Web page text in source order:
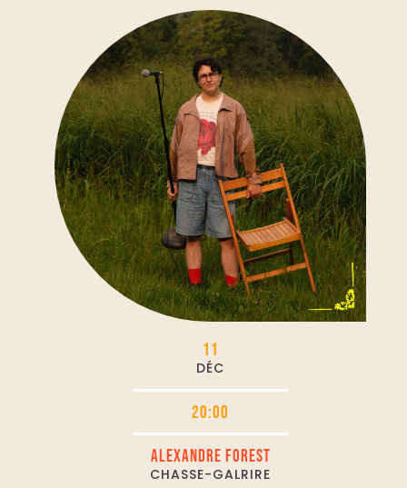
11
DÉC
20:00
ALEXANDRE FOREST
CHASSE-GALRIRE